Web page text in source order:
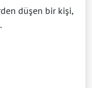
düşen bir kişi,